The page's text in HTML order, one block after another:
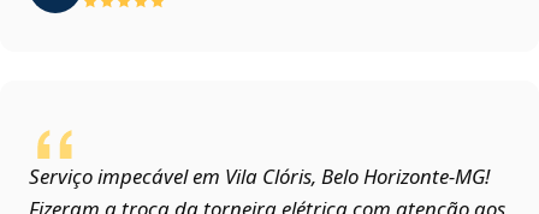
Serviço impecável em Vila Clóris, Belo Horizonte‑MG!